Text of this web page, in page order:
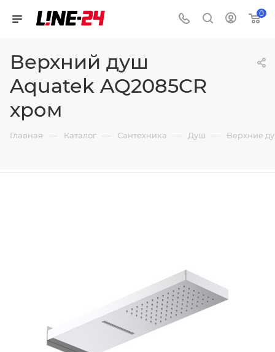
0
Верхний душ
Aquatek AQ2085CR
хром
Главная — Каталог — Сантехника — Душ — Верхние